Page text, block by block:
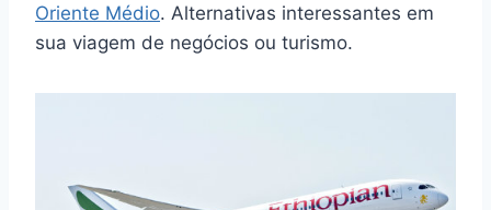
Oriente Médio. Alternativas interessantes em
sua viagem de negócios ou turismo.